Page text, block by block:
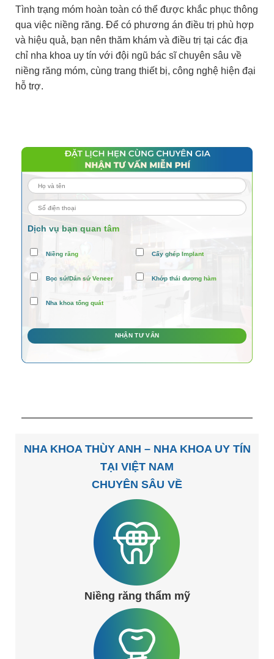
Tình trạng móm hoàn toàn có thể được khắc phục thông
qua việc niềng răng. Để có phương án điều trị phù hợp
và hiệu quả, bạn nên thăm khám và điều trị tại các địa
chỉ nha khoa uy tín với đội ngũ bác sĩ chuyên sâu về
niềng răng móm, cùng trang thiết bị, công nghệ hiện đại
hỗ trợ.
Dịch vụ bạn quan tâm
Niềng răng Cấy ghép Implant
Bọc sứ/Dán sứ Veneer Khớp thái dương hàm
Nha khoa tổng quát
NHA KHOA THÙY ANH – NHA KHOA UY TÍN
TẠI VIỆT NAM
CHUYÊN SÂU VỀ
Niềng răng thẩm mỹ